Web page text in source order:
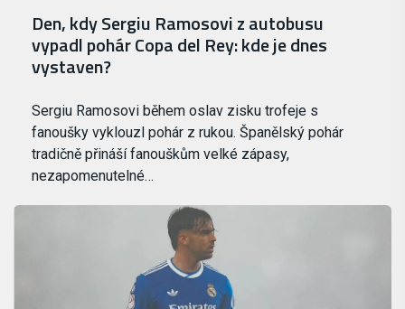
Den, kdy Sergiu Ramosovi z autobusu
vypadl pohár Copa del Rey: kde je dnes
vystaven?
Sergiu Ramosovi během oslav zisku trofeje s
fanoušky vyklouzl pohár z rukou. Španělský pohár
tradičně přináší fanouškům velké zápasy,
nezapomenutelné…